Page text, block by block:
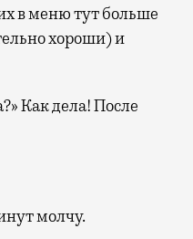
в меню тут больше
хороши) и
Как дела! После
молчу.